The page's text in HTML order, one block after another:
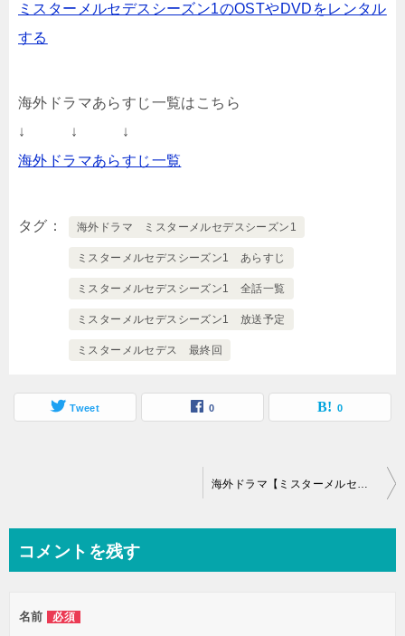
ミスターメルセデスシーズン1のOSTやDVDをレンタル
する
海外ドラマあらすじ一覧はこちら
↓ ↓ ↓
海外ドラマあらすじ一覧
タグ 海外ドラマ ミスターメルセデスシーズン1
ミスターメルセデスシーズン1 あらすじ
ミスターメルセデスシーズン1 全話一覧
ミスターメルセデスシーズン1 放送予定
ミスターメルセデス 最終回
Tweet 0 0
ビ
ー
海外ドラマ【ミスターメルセデスシーズン1】相関図とキャスト情報
コメントを残す
名前 必須